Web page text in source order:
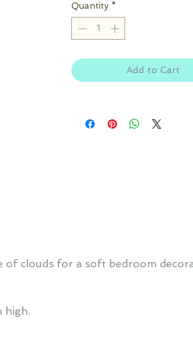
Quantity *
Add to Cart
of clouds for a soft bedroom
high.